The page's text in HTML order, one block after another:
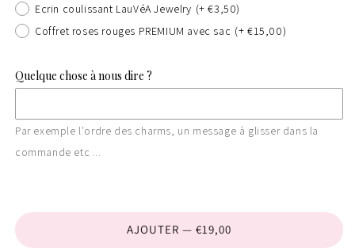
Ecrin coulissant LauVéA Jewelry (+ €3,50)
Coffret roses rouges PREMIUM avec sac (+ €15,00)
Quelque chose à nous dire ?
Par exemple l'ordre des charms, un message à glisser dans la
commande etc ...
AJOUTER — €19,00